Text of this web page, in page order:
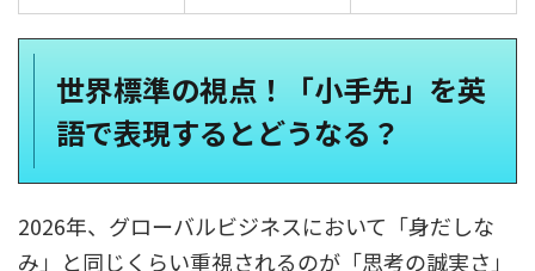
世界標準の視点！「小手先」を英
語で表現するとどうなる？
2026年、グローバルビジネスにおいて「身だしな
み」と同じくらい重視されるのが「思考の誠実さ」